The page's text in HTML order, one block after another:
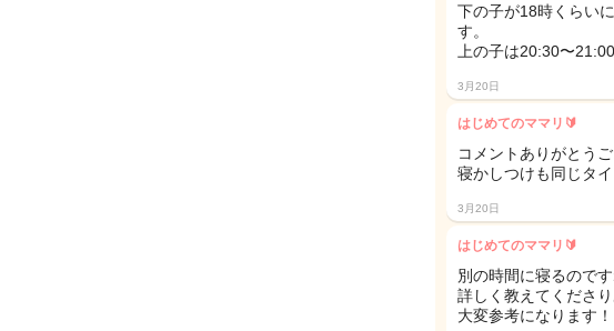
下の子が18時くらい
す。
上の子は20:30〜
3月20日
はじめてのママリ🔰
コメントありがとうご
寝かしつけも同じタ
3月20日
はじめてのママリ🔰
別の時間に寝るのです
詳しく教えてくださ
大変参考になります！